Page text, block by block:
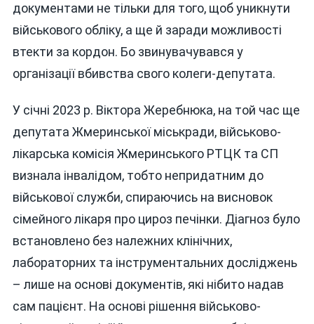
документами не тільки для того, щоб уникнути
військового обліку, а ще й заради можливості
втекти за кордон. Бо звинувачувався у
організації вбивства свого колеги-депутата.
У січні 2023 р. Віктора Жеребнюка, на той час ще
депутата Жмеринської міськради, військово-
лікарська комісія Жмеринського РТЦК та СП
визнала інвалідом, тобто непридатним до
військової служби, спираючись на висновок
сімейного лікаря про цироз печінки. Діагноз було
встановлено без належних клінічних,
лабораторних та інструментальних досліджень
– лише на основі документів, які нібито надав
сам пацієнт. На основі рішення військово-